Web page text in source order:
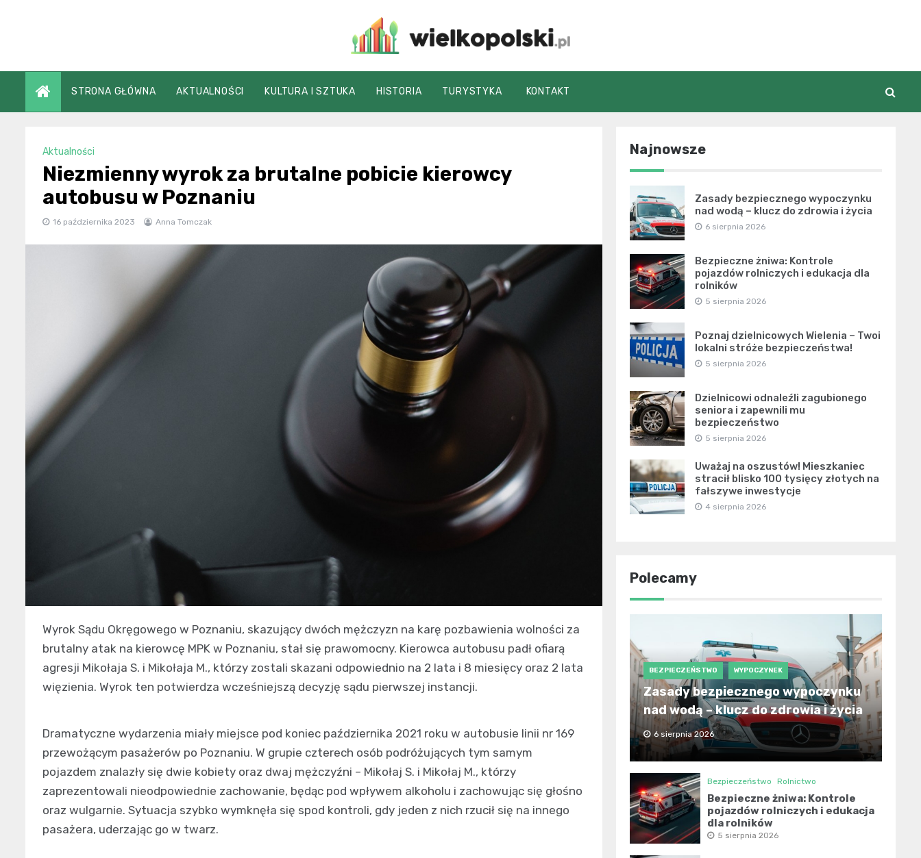
wielkopolski.pl
STRONA GŁÓWNA AKTUALNOŚCI KULTURA I SZTUKA HISTORIA TURYSTYKA KONTAKT
Aktualności
Niezmienny wyrok za brutalne pobicie kierowcy
autobusu w Poznaniu
16 października 2023 Anna Tomczak
Wyrok Sądu Okręgowego w Poznaniu, skazujący dwóch mężczyzn na karę pozbawienia wolności za
brutalny atak na kierowcę MPK w Poznaniu, stał się prawomocny. Kierowca autobusu padł ofiarą
agresji Mikołaja S. i Mikołaja M., którzy zostali skazani odpowiednio na 2 lata i 8 miesięcy oraz 2 lata
więzienia. Wyrok ten potwierdza wcześniejszą decyzję sądu pierwszej instancji.
Dramatyczne wydarzenia miały miejsce pod koniec października 2021 roku w autobusie linii nr 169
przewożącym pasażerów po Poznaniu. W grupie czterech osób podróżujących tym samym
pojazdem znalazły się dwie kobiety oraz dwaj mężczyźni – Mikołaj S. i Mikołaj M., którzy
zaprezentowali nieodpowiednie zachowanie, będąc pod wpływem alkoholu i zachowując się głośno
oraz wulgarnie. Sytuacja szybko wymknęła się spod kontroli, gdy jeden z nich rzucił się na innego
pasażera, uderzając go w twarz.
Najnowsze
Zasady bezpiecznego wypoczynku
nad wodą – klucz do zdrowia i życia
6 sierpnia 2026
Bezpieczne żniwa: Kontrole
pojazdów rolniczych i edukacja dla
rolników
5 sierpnia 2026
Poznaj dzielnicowych Wielenia – Twoi
lokalni stróże bezpieczeństwa!
5 sierpnia 2026
Dzielnicowi odnaleźli zagubionego
seniora i zapewnili mu
bezpieczeństwo
5 sierpnia 2026
Uważaj na oszustów! Mieszkaniec
stracił blisko 100 tysięcy złotych na
fałszywe inwestycje
4 sierpnia 2026
Polecamy
BEZPIECZEŃSTWO WYPOCZYNEK
Zasady bezpiecznego wypoczynku
nad wodą – klucz do zdrowia i życia
6 sierpnia 2026
Bezpieczeństwo Rolnictwo
Bezpieczne żniwa: Kontrole
pojazdów rolniczych i edukacja
dla rolników
5 sierpnia 2026